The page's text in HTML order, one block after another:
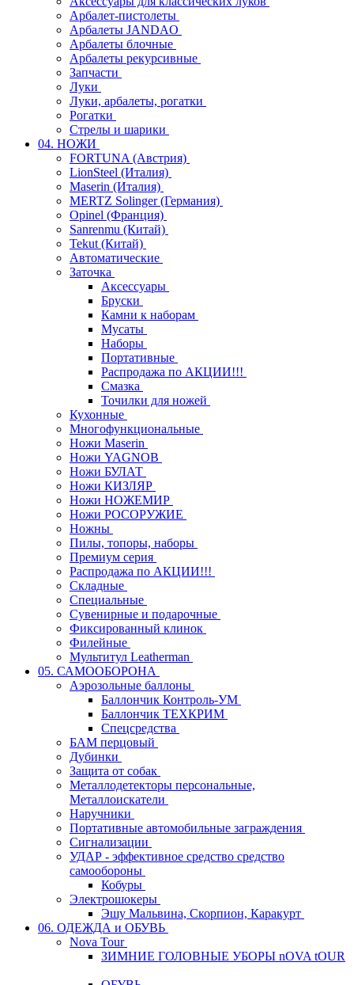
Арбалет-пистолеты
Арбалеты JANDAO
Арбалеты блочные
Арбалеты рекурсивные
Запчасти
Луки
Луки, арбалеты, рогатки
Рогатки
Стрелы и шарики
04. НОЖИ
FORTUNA (Австрия)
LionSteel (Италия)
Maserin (Италия)
MERTZ Solinger (Германия)
Opinel (Франция)
Sanrenmu (Китай)
Tekut (Китай)
Автоматические
Заточка
Аксессуары
Бруски
Камни к наборам
Мусаты
Наборы
Портативные
Распродажа по АКЦИИ!!!
Смазка
Точилки для ножей
Кухонные
Многофункциональные
Ножи Maserin
Ножи YAGNOB
Ножи БУЛАТ
Ножи КИЗЛЯР
Ножи НОЖЕМИР
Ножи РОСОРУЖИЕ
Ножны
Пилы, топоры, наборы
Премиум серия
Распродажа по АКЦИИ!!!
Складные
Специальные
Сувенирные и подарочные
Фиксированный клинок
Филейные
Мультитул Leatherman
05. САМООБОРОНА
Аэрозольные баллоны
Баллончик Контроль-УМ
Баллончик ТЕХКРИМ
Спецсредства
БАМ перцовый
Дубинки
Защита от собак
Металлодетекторы персональные,
Металлоискатели
Наручники
Портативные автомобильные заграждения
Сигнализации
УДАР - эффективное средство средство
самообороны
Кобуры
Электрошокеры
Эшу Мальвина, Скорпион, Каракурт
06. ОДЕЖДА и ОБУВЬ
Nova Tour
ЗИМНИЕ ГОЛОВНЫЕ УБОРЫ nOVA tOUR